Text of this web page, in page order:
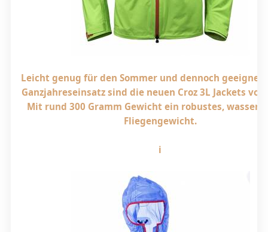
Leicht genug für den Sommer und dennoch geeignet
Ganzjahreseinsatz sind die neuen Croz 3L Jackets von
Mit rund 300 Gramm Gewicht ein robustes,
Fliegengewicht.
i